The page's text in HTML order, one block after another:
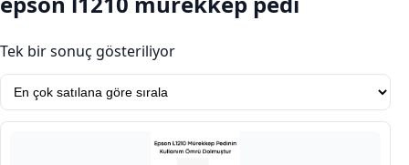
Tek bir sonuç gösteriliyor